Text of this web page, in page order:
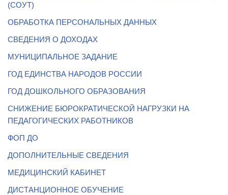
(СОУТ)
ОБРАБОТКА ПЕРСОНАЛЬНЫХ ДАННЫХ
СВЕДЕНИЯ О ДОХОДАХ
МУНИЦИПАЛЬНОЕ ЗАДАНИЕ
ГОД ЕДИНСТВА НАРОДОВ РОССИИ
ГОД ДОШКОЛЬНОГО ОБРАЗОВАНИЯ
СНИЖЕНИЕ БЮРОКРАТИЧЕСКОЙ НАГРУЗКИ НА
ПЕДАГОГИЧЕСКИХ РАБОТНИКОВ
ФОП ДО
ДОПОЛНИТЕЛЬНЫЕ СВЕДЕНИЯ
МЕДИЦИНСКИЙ КАБИНЕТ
ДИСТАНЦИОННОЕ ОБУЧЕНИЕ